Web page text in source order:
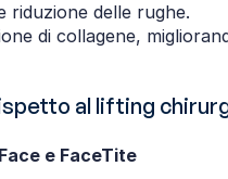
riduzione delle rughe.
di collagene,
al lifting
e FaceTite